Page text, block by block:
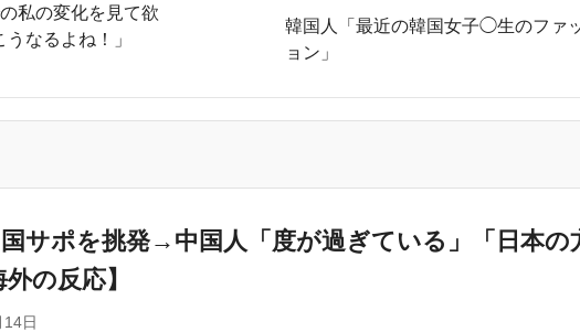
ビーで見せた活躍にMLBファン騒然！←「一体いくつなんだ！」（海外の反応）
持見返りにモロッコへ2030年W杯決勝の開催を打診か！海外から批判殺到！【海外の反応】
変えたと言われる作品がこちら…」→「こういうのが面白い…（ﾌﾞﾙﾌﾞﾙ」＝韓国の反
アスが地雷すぎる件「大谷と山本だけしかまともな契約がない…」
私の変化を見て欲
なるよね！」
韓国人「最近の韓国女子◯生のファ
ョン」
サポを挑発→中国人「度が過ぎている」「日本の
の反応】
日